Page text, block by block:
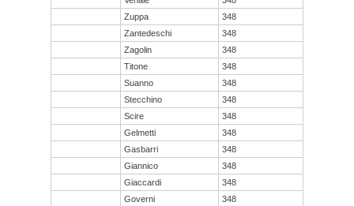
Zuppa
348
Zantedeschi
348
Zagolin
348
Titone
348
Suanno
348
Stecchino
348
Scire
348
Gelmetti
348
Gasbarri
348
Giannico
348
Giaccardi
348
Governi
348